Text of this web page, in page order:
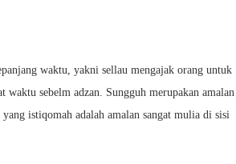
waktu, yakni sellau mengajak orang untuk
waktu sebelm adzan. Sungguh merupakan amalan
istiqomah adalah amalan sangat mulia di sisi